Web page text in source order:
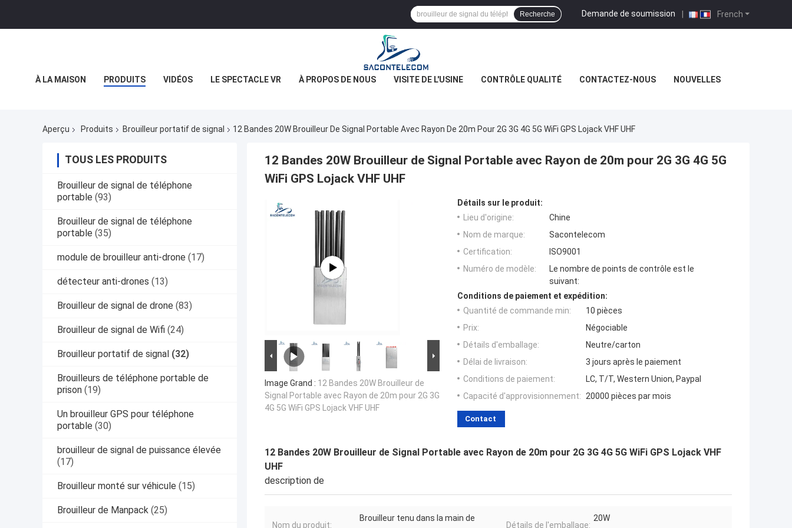
French
Demande de soumission |
Recherche
À LA MAISON PRODUITS VIDÉOS LE SPECTACLE VR À PROPOS DE NOUS VISITE DE L'USINE CONTRÔLE QUALITÉ CONTACTEZ-NOUS NOUVELLES
Aperçu Produits Brouilleur portatif de signal 12 Bandes 20W Brouilleur De Signal Portable Avec Rayon De 20m Pour 2G 3G 4G 5G WiFi GPS Lojack VHF UHF
TOUS LES PRODUITS
Brouilleur de signal de téléphone
portable (93)
Brouilleur de signal de téléphone
portable (35)
module de brouilleur anti-drone (17)
détecteur anti-drones (13)
Brouilleur de signal de drone (83)
Brouilleur de signal de Wifi (24)
Brouilleur portatif de signal (32)
Brouilleurs de téléphone portable de
prison (19)
Un brouilleur GPS pour téléphone
portable (30)
brouilleur de signal de puissance élevée
(17)
Brouilleur monté sur véhicule (15)
Brouilleur de Manpack (25)
12 Bandes 20W Brouilleur de Signal Portable avec Rayon de 20m pour 2G 3G 4G 5G
WiFi GPS Lojack VHF UHF
Image Grand : 12 Bandes 20W Brouilleur de
Signal Portable avec Rayon de 20m pour 2G 3G
4G 5G WiFi GPS Lojack VHF UHF
Détails sur le produit:
Lieu d'origine:
Chine
Nom de marque:
Sacontelecom
Certification:
ISO9001
Numéro de modèle:
Le nombre de points de contrôle est le
suivant:
Conditions de paiement et expédition:
Quantité de commande min:
10 pièces
Prix:
Négociable
Détails d'emballage:
Neutre/carton
Délai de livraison:
3 jours après le paiement
Conditions de paiement:
LC, T/T, Western Union, Paypal
Capacité d'approvisionnement: 20000 pièces par mois
Contact
12 Bandes 20W Brouilleur de Signal Portable avec Rayon de 20m pour 2G 3G 4G 5G WiFi GPS Lojack VHF
UHF
description de
Nom du produit:
Brouilleur tenu dans la main de
Détails de l'emballage:
20W